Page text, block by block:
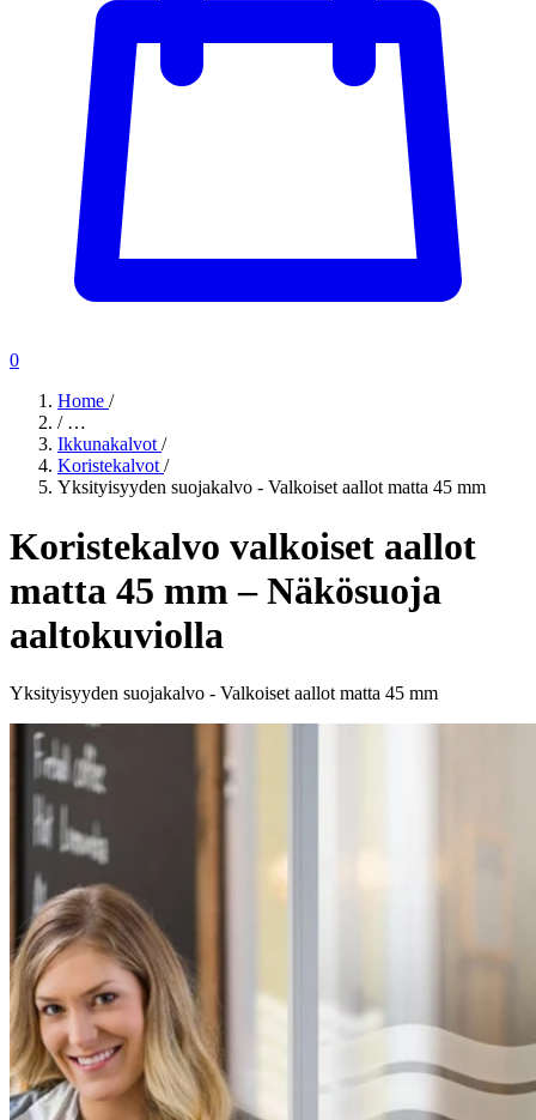
0
Home /
/ …
Ikkunakalvot /
Koristekalvot /
Yksityisyyden suojakalvo - Valkoiset aallot matta 45 mm
Koristekalvo valkoiset aallot
matta 45 mm – Näkösuoja
aaltokuviolla
Yksityisyyden suojakalvo - Valkoiset aallot matta 45 mm